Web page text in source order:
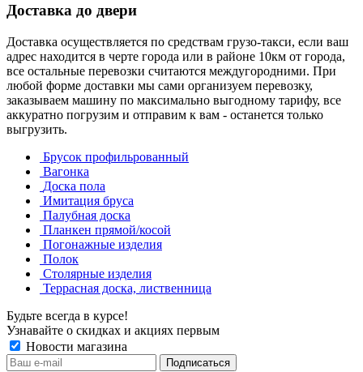
Доставка до двери
Доставка осуществляется по средствам грузо-такси, если ваш
адрес находится в черте города или в районе 10км от города,
все остальные перевозки считаются междугородними. При
любой форме доставки мы сами организуем перевозку,
заказываем машину по максимально выгодному тарифу, все
аккуратно погрузим и отправим к вам - останется только
выгрузить.
Брусок профильрованный
Вагонка
Доска пола
Имитация бруса
Палубная доска
Планкен прямой/косой
Погонажные изделия
Полок
Столярные изделия
Террасная доска, лиственница
Будьте всегда в курсе!
Узнавайте о скидках и акциях первым
Новости магазина